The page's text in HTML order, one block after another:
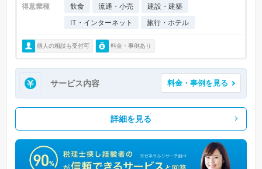
得意業種 飲食 流通・小売
建設・建築
IT・インターネット
旅行・ホテル
個人の相談も受付可 料金・事例あり
サービス内容 料金・事例を見る
詳細を見る